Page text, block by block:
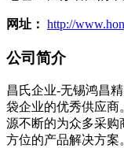
网址： http://
公司简介
昌氏企业-无锡鸿昌
袋企业的优秀供应商
源不断的为众多采购
方位的产品解决方案